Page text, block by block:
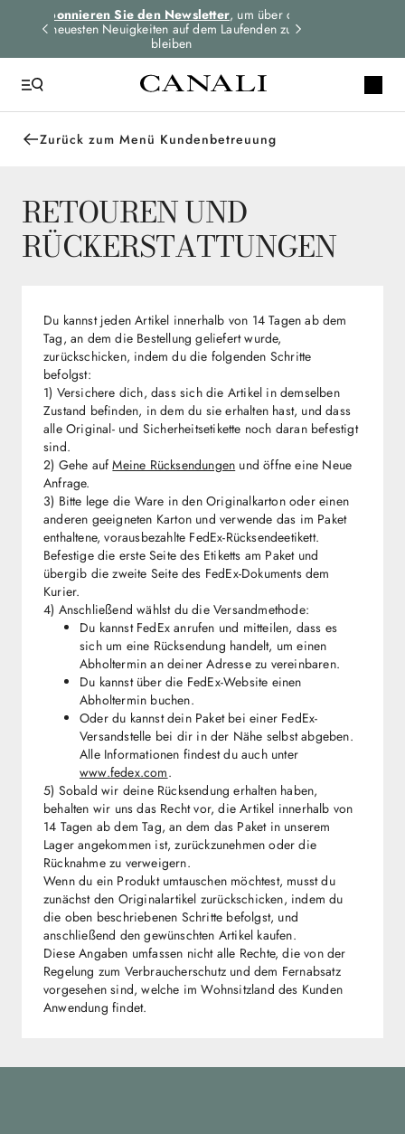
Abonnieren Sie den Newsletter, um über die
neuesten Neuigkeiten auf dem Laufenden zu
bleiben
Zurück zum Menü Kundenbetreuung
RETOUREN UND
RÜCKERSTATTUNGEN
Du kannst jeden Artikel innerhalb von 14 Tagen ab dem
Tag, an dem die Bestellung geliefert wurde,
zurückschicken, indem du die folgenden Schritte
befolgst:
1) Versichere dich, dass sich die Artikel in demselben
Zustand befinden, in dem du sie erhalten hast, und dass
alle Original- und Sicherheitsetikette noch daran befestigt
sind.
2) Gehe aufMeine Rücksendungen und öffne eine Neue
Anfrage.
3) Bitte lege die Ware in den Originalkarton oder einen
anderen geeigneten Karton und verwende das im Paket
enthaltene, vorausbezahlte FedEx-Rücksendeetikett.
Befestige die erste Seite des Etiketts am Paket und
übergib die zweite Seite des FedEx-Dokuments dem
Kurier.
4) Anschließend wählst du die Versandmethode:
Du kannst FedEx anrufen und mitteilen, dass es
sich um eine Rücksendung handelt, um einen
Abholtermin an deiner Adresse zu vereinbaren.
Du kannst über die FedEx-Website einen
Abholtermin buchen.
Oder du kannst dein Paket bei einer FedEx-
Versandstelle bei dir in der Nähe selbst abgeben.
Alle Informationen findest du auch unter
www.fedex.com.
5) Sobald wir deine Rücksendung erhalten haben,
behalten wir uns das Recht vor, die Artikel innerhalb von
14 Tagen ab dem Tag, an dem das Paket in unserem
Lager angekommen ist, zurückzunehmen oder die
Rücknahme zu verweigern.
Wenn du ein Produkt umtauschen möchtest, musst du
zunächst den Originalartikel zurückschicken, indem du
die oben beschriebenen Schritte befolgst, und
anschließend den gewünschten Artikel kaufen.
Diese Angaben umfassen nicht alle Rechte, die von der
Regelung zum Verbraucherschutz und dem Fernabsatz
vorgesehen sind, welche im Wohnsitzland des Kunden
Anwendung findet.